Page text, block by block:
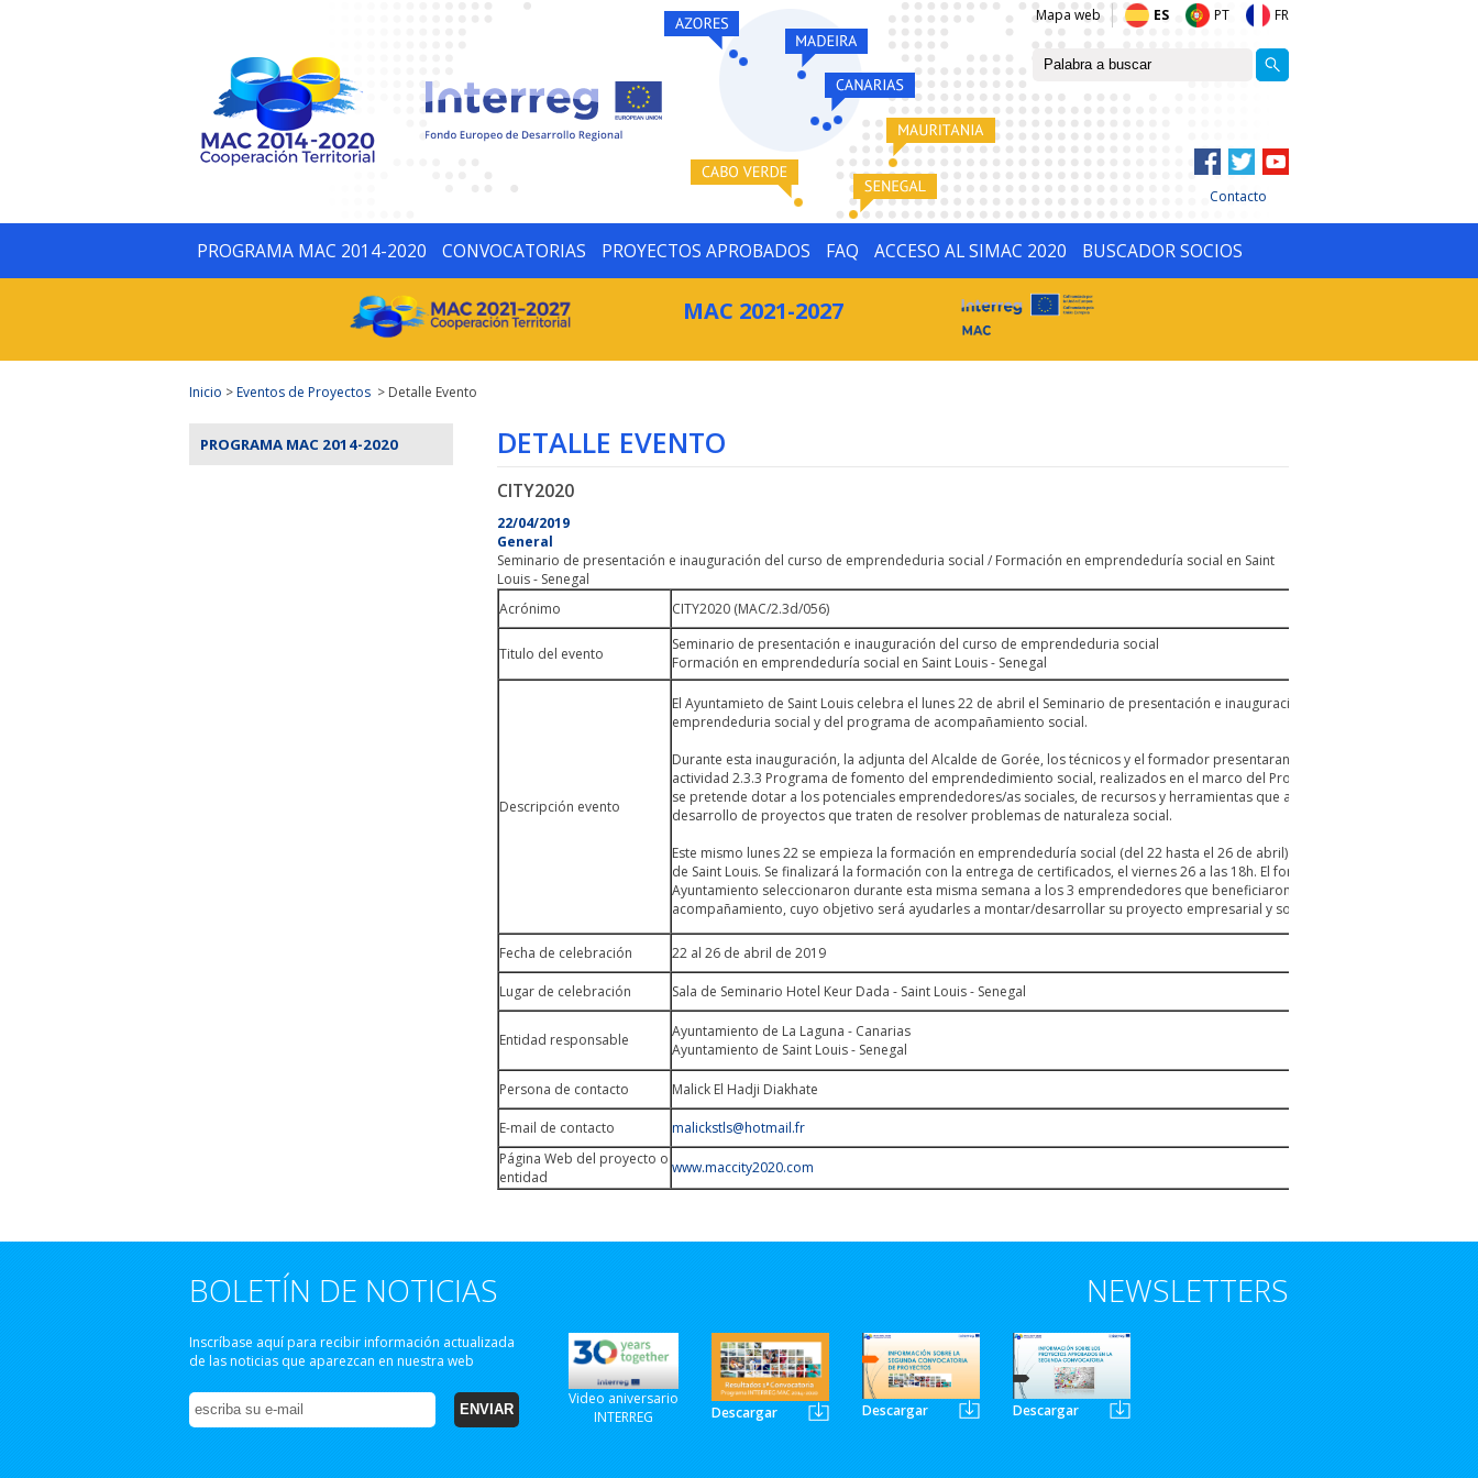
Mapa web ES PT FR
Contacto
PROGRAMA MAC 2014-2020 CONVOCATORIAS PROYECTOS APROBADOS FAQ ACCESO AL SIMAC 2020 BUSCADOR SOCIOS
MAC 2021-2027
Inicio >Eventos de Proyectos > Detalle Evento
PROGRAMA MAC 2014-2020 DETALLE EVENTO
CITY2020
22/04/2019
General
Seminario de presentación e inauguración del curso de emprendeduria social / Formación en emprendeduría social en Saint
Louis - Senegal
Acrónimo
CITY2020 (MAC/2.3d/056)
Titulo del evento
Seminario de presentación e inauguración del curso de emprendeduria social
Formación en emprendeduría social en Saint Louis - Senegal
Descripción evento
El Ayuntamieto de Saint Louis celebra el lunes 22 de abril el Seminario de presentación e inauguración de la formación de
emprendeduria social y del programa de acompañamiento social.
Durante esta inauguración, la adjunta del Alcalde de Gorée, los técnicos y el formador presentaran los programas de la
actividad 2.3.3 Programa de fomento del emprendedimiento social, realizados en el marco del Proyecto CITY2020, con los que
se pretende dotar a los potenciales emprendedores/as sociales, de recursos y herramientas que ayuden a fomentar el
desarrollo de proyectos que traten de resolver problemas de naturaleza social.
Este mismo lunes 22 se empieza la formación en emprendeduría social (del 22 hasta el 26 de abril) para 25 emprendedores/as
de Saint Louis. Se finalizará la formación con la entrega de certificados, el viernes 26 a las 18h. El formador y los miembros del
Ayuntamiento seleccionaron durante esta misma semana a los 3 emprendedores que beneficiaron del programa de
acompañamiento, cuyo objetivo será ayudarles a montar/desarrollar su proyecto empresarial y social.
Fecha de celebración 22 al 26 de abril de 2019
Lugar de celebración Sala de Seminario Hotel Keur Dada - Saint Louis - Senegal
Entidad responsable
Ayuntamiento de La Laguna - Canarias
Ayuntamiento de Saint Louis - Senegal
Persona de contacto Malick El Hadji Diakhate
E-mail de contacto
malickstls@hotmail.fr
Página Web del proyecto o
entidad
www.maccity2020.com
BOLETÍN DE NOTICIAS
Inscríbase aquí para recibir información actualizada
de las noticias que aparezcan en nuestra web
NEWSLETTERS
Video aniversario
INTERREG
Descargar Descargar Descargar